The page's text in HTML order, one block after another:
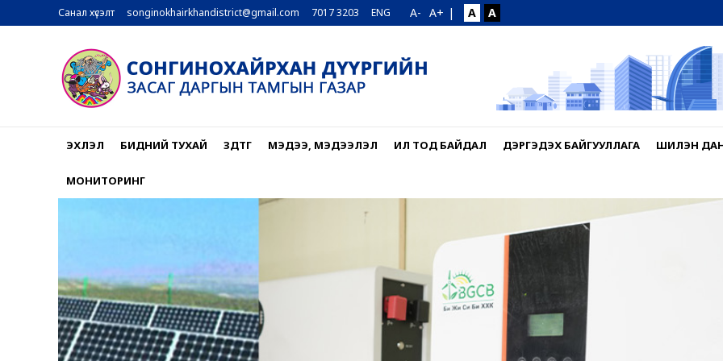
Санал хүсэлт songinokhairkhandistrict@gmail.com 7017 3203 ENG A- A+ | A A
ЭХЛЭЛ БИДНИЙ ТУХАЙ ЗДТГ МЭДЭЭ, МЭДЭЭЛЭЛ ИЛ ТОД БАЙДАЛ ДЭРГЭДЭХ БАЙГУУЛЛАГА ШИЛЭН
МОНИТОРИНГ